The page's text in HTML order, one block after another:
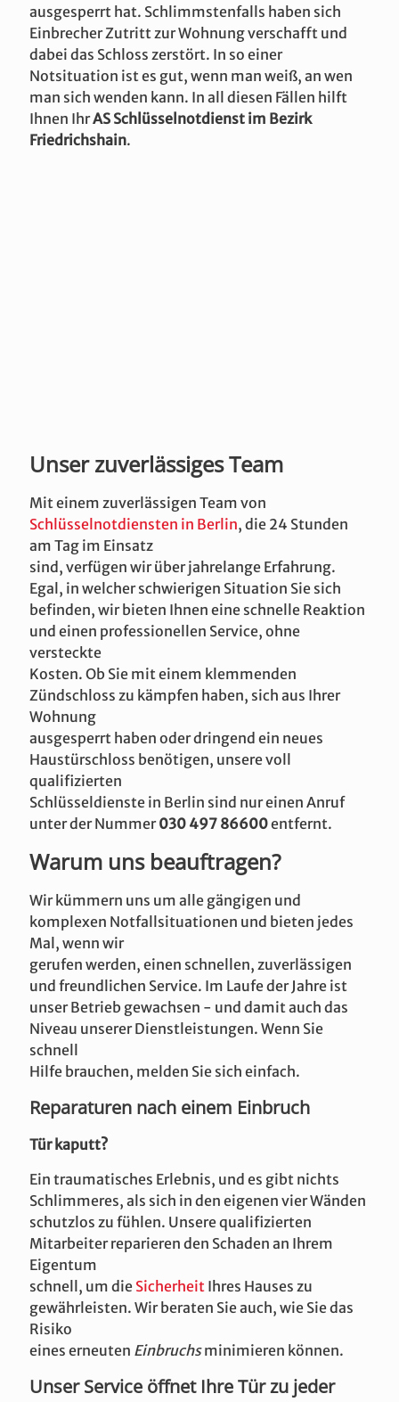
ausgesperrt hat. Schlimmstenfalls haben sich
Einbrecher Zutritt zur Wohnung verschafft und
dabei das Schloss zerstört. In so einer
Notsituation ist es gut, wenn man weiß, an wen
man sich wenden kann. In all diesen Fällen hilft
Ihnen IhrAS Schlüsselnotdienst im Bezirk
Friedrichshain.
Unser zuverlässiges Team
Mit einem zuverlässigen Team von
Schlüsselnotdiensten in Berlin, die 24 Stunden
am Tag im Einsatz
sind, verfügen wir über jahrelange Erfahrung.
Egal, in welcher schwierigen Situation Sie sich
befinden, wir bieten Ihnen eine schnelle Reaktion
und einen professionellen Service, ohne
versteckte
Kosten. Ob Sie mit einem klemmenden
Zündschloss zu kämpfen haben, sich aus Ihrer
Wohnung
ausgesperrt haben oder dringend ein neues
Haustürschloss benötigen, unsere voll
qualifizierten
Schlüsseldienste in Berlin sind nur einen Anruf
unter der Nummer030 497 86600entfernt.
Warum uns beauftragen?
Wir kümmern uns um alle gängigen und
komplexen Notfallsituationen und bieten jedes
Mal, wenn wir
gerufen werden, einen schnellen, zuverlässigen
und freundlichen Service. Im Laufe der Jahre ist
unser Betrieb gewachsen - und damit auch das
Niveau unserer Dienstleistungen. Wenn Sie
schnell
Hilfe brauchen, melden Sie sich einfach.
Reparaturen nach einem Einbruch
Tür kaputt?
Ein traumatisches Erlebnis, und es gibt nichts
Schlimmeres, als sich in den eigenen vier Wänden
schutzlos zu fühlen. Unsere qualifizierten
Mitarbeiter reparieren den Schaden an Ihrem
Eigentum
schnell, um die Sicherheit Ihres Hauses zu
gewährleisten. Wir beraten Sie auch, wie Sie das
Risiko
eines erneuten Einbruchsminimieren können.
Unser Service öffnet Ihre Tür zu jeder